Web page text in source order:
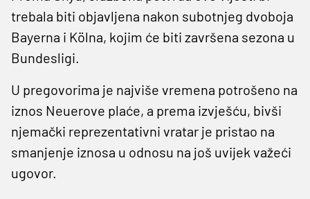
trebala biti objavljena nakon subotnjeg dvoboja
Bayerna i Kölna, kojim će biti završena sezona u
Bundesligi.
U pregovorima je najviše vremena potrošeno na
iznos Neuerove plaće, a prema izvješću, bivši
njemački reprezentativni vratar je pristao na
smanjenje iznosa u odnosu na još uvijek važeći
ugovor.